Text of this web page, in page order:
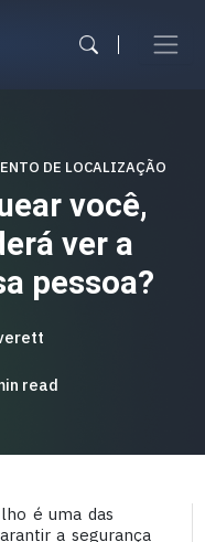
DE LOCALIZAÇÃO
você,
ver a
pessoa?
read
é uma das
a segurança